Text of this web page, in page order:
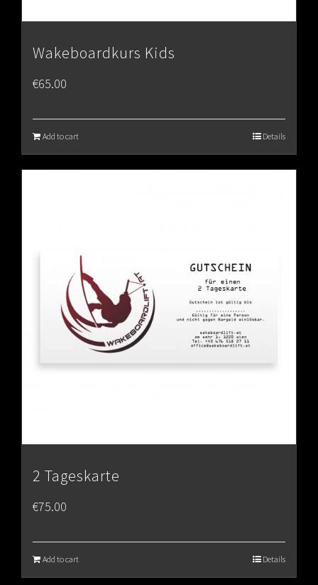
Wakeboardkurs Kids
€65.00
Add to cart Details
2 Tageskarte
€75.00
Add to cart Details